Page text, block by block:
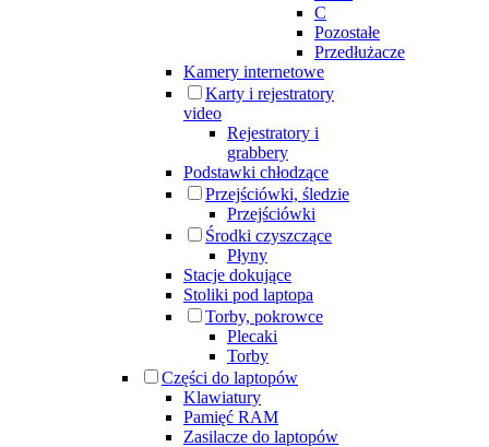
C
Pozostałe
Przedłużacze
Kamery internetowe
Karty i rejestratory
video
Rejestratory i
grabbery
Podstawki chłodzące
Przejściówki, śledzie
Przejściówki
Środki czyszczące
Płyny
Stacje dokujące
Stoliki pod laptopa
Torby, pokrowce
Plecaki
Torby
Części do laptopów
Klawiatury
Pamięć RAM
Zasilacze do laptopów